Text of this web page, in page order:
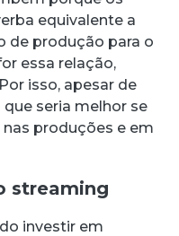
equivalente a
de produção para o
essa relação,
isso, apesar de
seria melhor se
produções e em
streaming
investir em